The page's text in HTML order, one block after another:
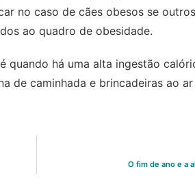
no caso de cães obesos se
ao quadro de obesidade.
quando há uma alta ingestão
de caminhada e brincadeiras ao
O fim de ano e a